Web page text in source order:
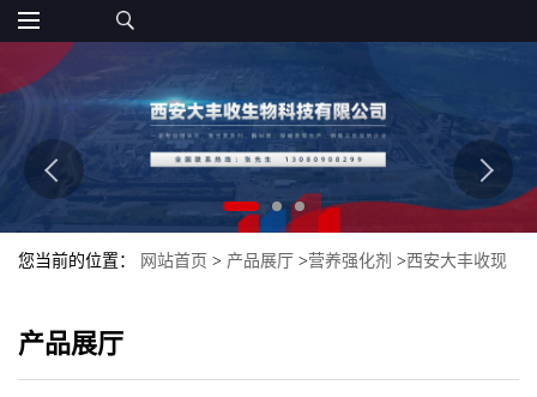
您当前的位置： 网站首页 > 产品展厅 >营养强化剂 >西安大丰收现
产品展厅